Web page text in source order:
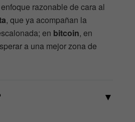
razonable de cara al
, que ya acompañan la
en bitcoin, en
a una mejor zona de
▼